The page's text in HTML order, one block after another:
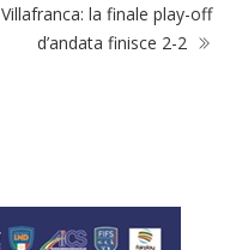
Villafranca: la finale play-off
d’andata finisce 2-2